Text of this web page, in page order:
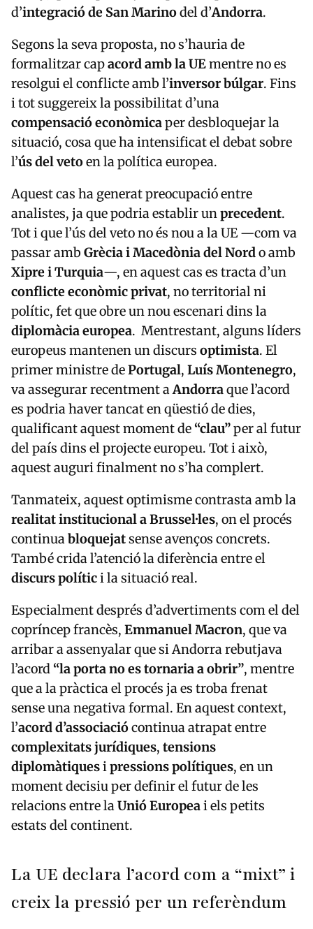
Segons la seva proposta, no s’hauria de
formalitzar capacord amb la UEmentre no es
resolgui el conflicte amb l’inversor búlgar. Fins
i tot suggereix la possibilitat d’una
compensació econòmicaper desbloquejar la
situació, cosa que ha intensificat el debat sobre
l’ús del vetoen la política europea.
Aquest cas ha generat preocupació entre
analistes, ja que podria establir unprecedent
Tot i que l’ús del veto no és nou a la UE —com va
passar ambGrècia i Macedònia del Nordo amb
Xipre i Turquia—, en aquest cas es tracta d’un
conflicte econòmic privat, no territorial ni
polític, fet que obre un nou escenari dins la
diplomàcia europea. Mentrestant, alguns líders
europeus mantenen un discursoptimista. El
primer ministre dePortugal,Luís Montenegro
va assegurar recentment aAndorraque l’acord
es podria haver tancat en qüestió de dies,
qualificant aquest moment de“clau”per al futur
del país dins el projecte europeu. Tot i això,
aquest auguri finalment no s’ha complert.
Tanmateix, aquest optimisme contrasta amb la
realitat institucional a Brussel·les, on el procés
continuabloquejatsense avenços concrets.
També crida l’atenció la diferència entre el
discurs polítici la situació real.
Especialment després d’advertiments com el del
copríncep francès,Emmanuel Macron, que va
arribar a assenyalar que si Andorra rebutjava
l’acord“la porta no es tornaria a obrir”, mentre
que a la pràctica el procés ja es troba frenat
sense una negativa formal. En aquest context,
l’acord d’associació continua atrapat entre
complexitats jurídiques,tensions
diplomàtiquesipressions polítiques
moment decisiu per definir el futur de les
relacions entre laUnió Europeai els petits
estats del continent.
creix la pressió per un referèndum